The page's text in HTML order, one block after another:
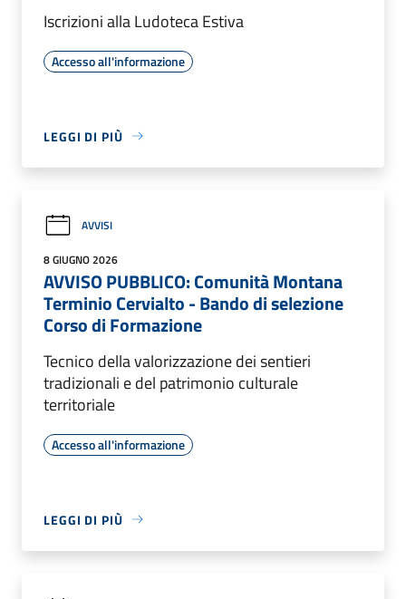
Iscrizioni alla Ludoteca Estiva
Accesso all'informazione
LEGGI DI PIÙ
AVVISI
8 GIUGNO 2026
AVVISO PUBBLICO: Comunità Montana
Terminio Cervialto - Bando di selezione
Corso di Formazione
Tecnico della valorizzazione dei sentieri
tradizionali e del patrimonio culturale
territoriale
Accesso all'informazione
LEGGI DI PIÙ